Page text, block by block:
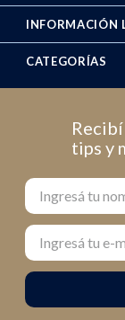
INFORMACIÓN
CATEGORÍAS
tips y
Nombre
Email